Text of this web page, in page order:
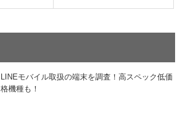
LINEモバイル取扱の端末を調査！高スペック低価
格機種も！